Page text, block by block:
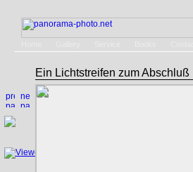
Ein Lichtstreifen zum Abschluß